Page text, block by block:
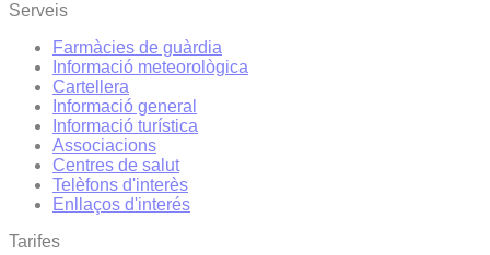
Serveis
Farmàcies de guàrdia
Informació meteorològica
Cartellera
Informació general
Informació turística
Associacions
Centres de salut
Telèfons d'interès
Enllaços d'interés
Tarifes